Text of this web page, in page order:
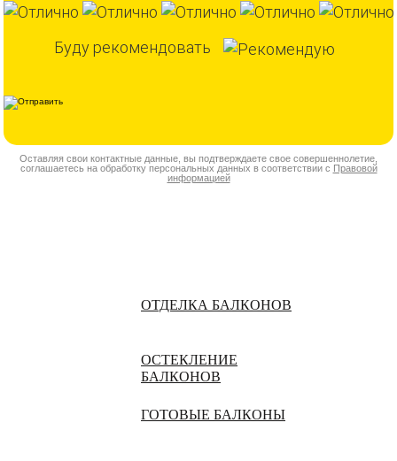
Буду рекомендовать
Оставляя свои контактные данные, вы подтверждаете свое совершеннолетие,
соглашаетесь на обработку персональных данных в соответствии с Правовой
информацией
ОТДЕЛКА БАЛКОНОВ
ОСТЕКЛЕНИЕ
БАЛКОНОВ
ГОТОВЫЕ БАЛКОНЫ